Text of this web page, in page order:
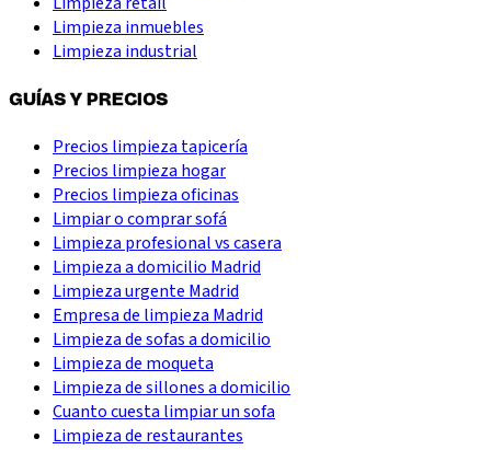
Limpieza inmuebles
Limpieza industrial
GUÍAS Y PRECIOS
Precios limpieza tapicería
Precios limpieza hogar
Precios limpieza oficinas
Limpiar o comprar sofá
Limpieza profesional vs casera
Limpieza a domicilio Madrid
Limpieza urgente Madrid
Empresa de limpieza Madrid
Limpieza de sofas a domicilio
Limpieza de moqueta
Limpieza de sillones a domicilio
Cuanto cuesta limpiar un sofa
Limpieza de restaurantes